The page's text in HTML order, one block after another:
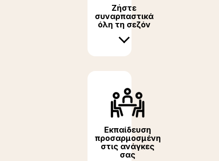
Ζήστε
συναρπαστικά
όλη τη σεζόν
Εκπαίδευση
προσαρμοσμένη
στις ανάγκες
σας